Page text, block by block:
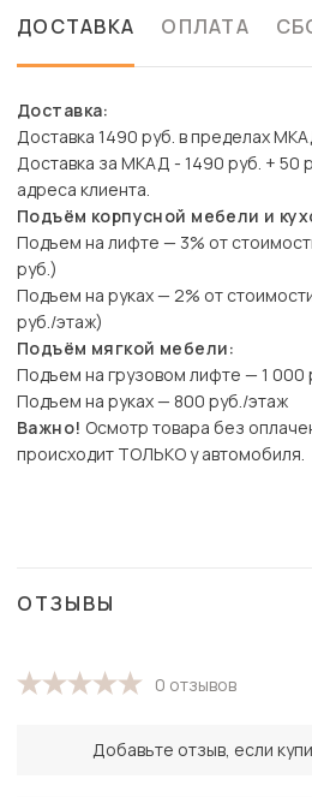
ДОСТАВКА ОПЛАТА
Доставка:
Доставка 1490 руб. в пределах
Доставка за МКАД - 1490 руб. + 50
адреса клиента.
Подъём корпусной мебели и
Подъем на лифте — 3% от
руб.)
Подъем на руках — 2% от
руб./этаж)
Подъём мягкой мебели:
Подъем на грузовом лифте — 1 000
Подъем на руках — 800 руб./этаж
Важно! Осмотр товара без
происходит ТОЛЬКО у автомобиля.
ОТЗЫВЫ
0 отзывов
Добавьте отзыв, если